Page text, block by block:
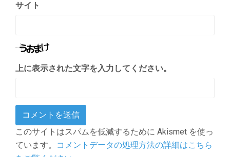
サイト
上に表示された文字を入力してください。
このサイトはスパムを低減するために Akismet を使っ
ています。
コメントデータの処理方法の詳細はこちら